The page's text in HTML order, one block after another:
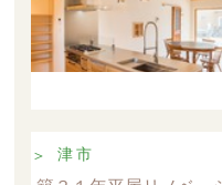
津市